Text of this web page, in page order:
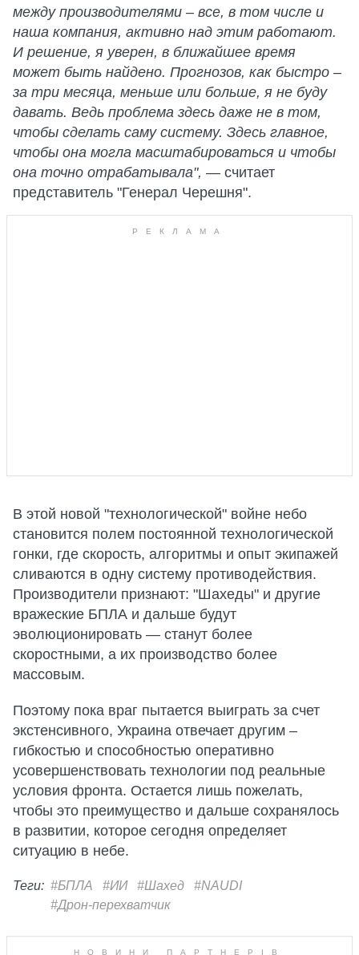
между производителями – все, в том числе и
наша компания, активно над этим работают.
И решение, я уверен, в ближайшее время
может быть найдено. Прогнозов, как быстро –
за три месяца, меньше или больше, я не буду
давать. Ведь проблема здесь даже не в том,
чтобы сделать саму систему. Здесь главное,
чтобы она могла масштабироваться и чтобы
она точно отрабатывала", — считает
представитель "Генерал Черешня".
В этой новой "технологической" войне небо
становится полем постоянной технологической
гонки, где скорость, алгоритмы и опыт экипажей
сливаются в одну систему противодействия.
Производители признают: "Шахеды" и другие
вражеские БПЛА и дальше будут
эволюционировать — станут более
скоростными, а их производство более
массовым.
Поэтому пока враг пытается выиграть за счет
экстенсивного, Украина отвечает другим –
гибкостью и способностью оперативно
усовершенствовать технологии под реальные
условия фронта. Остается лишь пожелать,
чтобы это преимущество и дальше сохранялось
в развитии, которое сегодня определяет
ситуацию в небе.
Теги: #БПЛА #ИИ #Шахед
#NAUDI
#Дрон-перехватчик